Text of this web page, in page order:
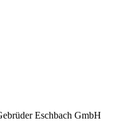
Eschbach GmbH